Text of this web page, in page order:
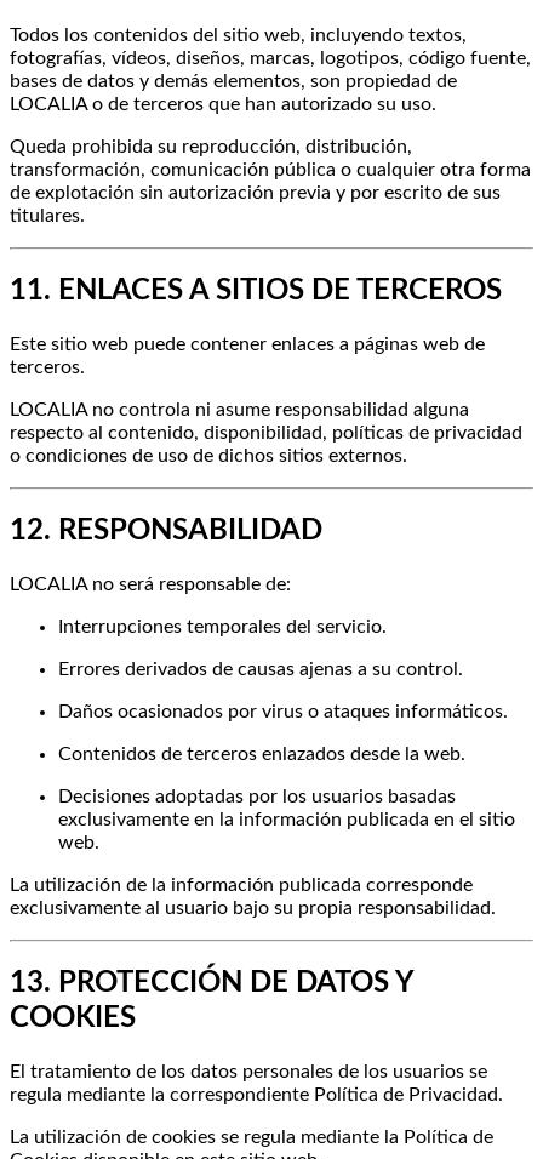
Todos los contenidos del sitio web, incluyendo textos,
fotografías, vídeos, diseños, marcas, logotipos, código fuente,
bases de datos y demás elementos, son propiedad de
LOCALIA o de terceros que han autorizado su uso.
Queda prohibida su reproducción, distribución,
transformación, comunicación pública o cualquier otra forma
de explotación sin autorización previa y por escrito de sus
titulares.
11. ENLACES A SITIOS DE TERCEROS
Este sitio web puede contener enlaces a páginas web de
terceros.
LOCALIA no controla ni asume responsabilidad alguna
respecto al contenido, disponibilidad, políticas de privacidad
o condiciones de uso de dichos sitios externos.
12. RESPONSABILIDAD
LOCALIA no será responsable de:
Interrupciones temporales del servicio.
Errores derivados de causas ajenas a su control.
Daños ocasionados por virus o ataques informáticos.
Contenidos de terceros enlazados desde la web.
Decisiones adoptadas por los usuarios basadas
exclusivamente en la información publicada en el sitio
web.
La utilización de la información publicada corresponde
exclusivamente al usuario bajo su propia responsabilidad.
13. PROTECCIÓN DE DATOS Y
COOKIES
El tratamiento de los datos personales de los usuarios se
regula mediante la correspondiente Política de Privacidad.
La utilización de cookies se regula mediante la Política de